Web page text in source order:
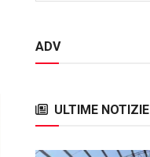
ADV
ULTIME NOTIZIE